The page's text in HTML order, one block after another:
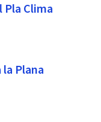
Clima
Plana